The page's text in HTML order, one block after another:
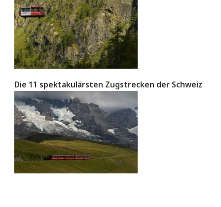
Die 11 spektakulärsten Zugstrecken der Schweiz